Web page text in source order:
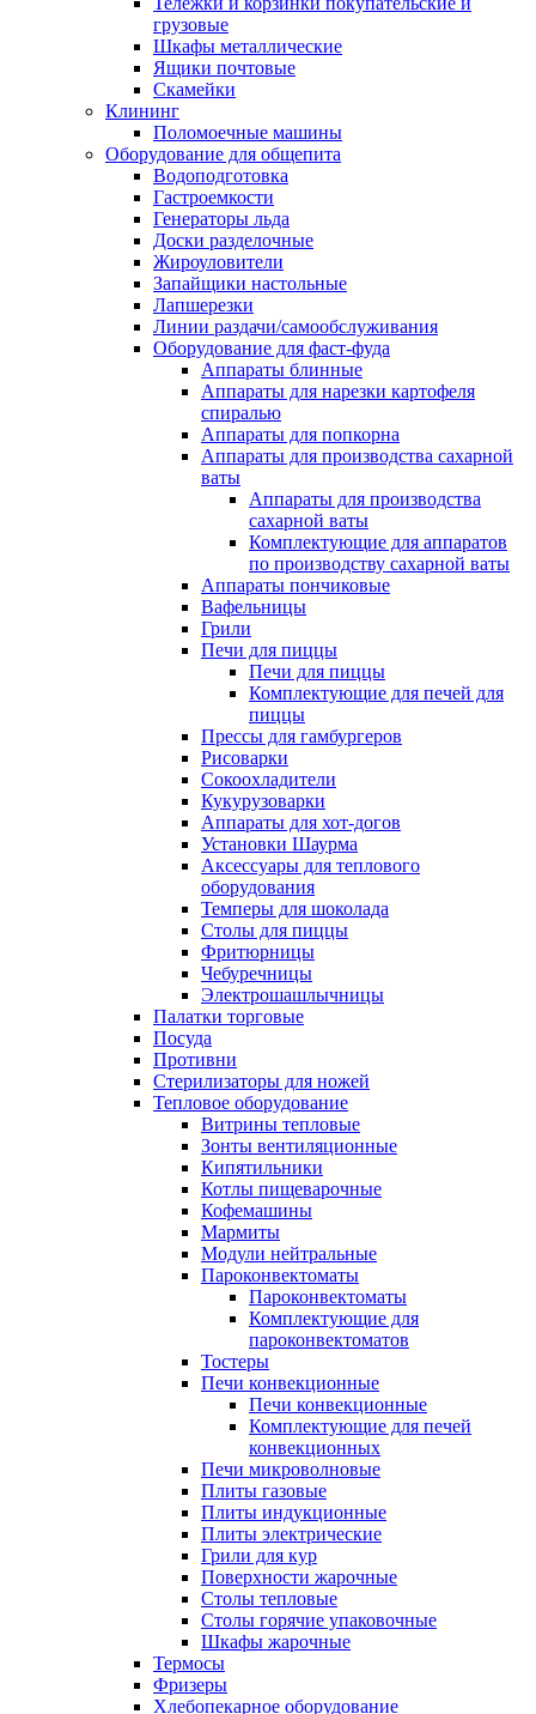
грузовые
Шкафы металлические
Ящики почтовые
Скамейки
Клининг
Поломоечные машины
Оборудование для общепита
Водоподготовка
Гастроемкости
Генераторы льда
Доски разделочные
Жироуловители
Запайщики настольные
Лапшерезки
Линии раздачи/самообслуживания
Оборудование для фаст-фуда
Аппараты блинные
Аппараты для нарезки картофеля
спиралью
Аппараты для попкорна
Аппараты для производства сахарной
ваты
Аппараты для производства
сахарной ваты
Комплектующие для аппаратов
по производству сахарной ваты
Аппараты пончиковые
Вафельницы
Грили
Печи для пиццы
Печи для пиццы
Комплектующие для печей для
пиццы
Прессы для гамбургеров
Рисоварки
Сокоохладители
Кукурузоварки
Аппараты для хот-догов
Установки Шаурма
Аксессуары для теплового
оборудования
Темперы для шоколада
Столы для пиццы
Фритюрницы
Чебуречницы
Электрошашлычницы
Палатки торговые
Посуда
Противни
Стерилизаторы для ножей
Тепловое оборудование
Витрины тепловые
Зонты вентиляционные
Кипятильники
Котлы пищеварочные
Кофемашины
Мармиты
Модули нейтральные
Пароконвектоматы
Пароконвектоматы
Комплектующие для
пароконвектоматов
Тостеры
Печи конвекционные
Печи конвекционные
Комплектующие для печей
конвекционных
Печи микроволновые
Плиты газовые
Плиты индукционные
Плиты электрические
Грили для кур
Поверхности жарочные
Столы тепловые
Столы горячие упаковочные
Шкафы жарочные
Термосы
Фризеры
Хлебопекарное оборудование